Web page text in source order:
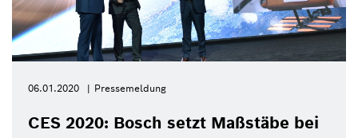
06.01.2020 Pressemeldung
CES 2020: Bosch setzt Maßstäbe bei